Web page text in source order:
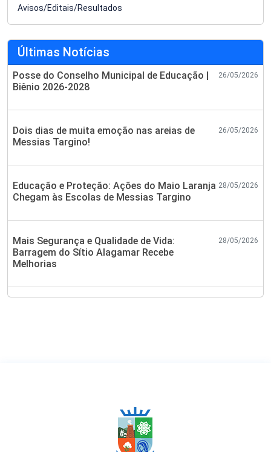
Avisos/Editais/Resultados
Últimas Notícias
Posse do Conselho Municipal de Educação |
Biênio 2026-2028
26/05/2026
Dois dias de muita emoção nas areias de
Messias Targino!
26/05/2026
Educação e Proteção: Ações do Maio Laranja
Chegam às Escolas de Messias Targino
28/05/2026
Mais Segurança e Qualidade de Vida:
Barragem do Sítio Alagamar Recebe
Melhorias
28/05/2026